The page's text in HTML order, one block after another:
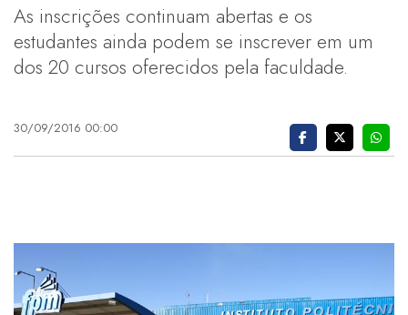
As inscrições continuam abertas e os
estudantes ainda podem se inscrever em um
dos 20 cursos oferecidos pela faculdade.
30/09/2016 00:00